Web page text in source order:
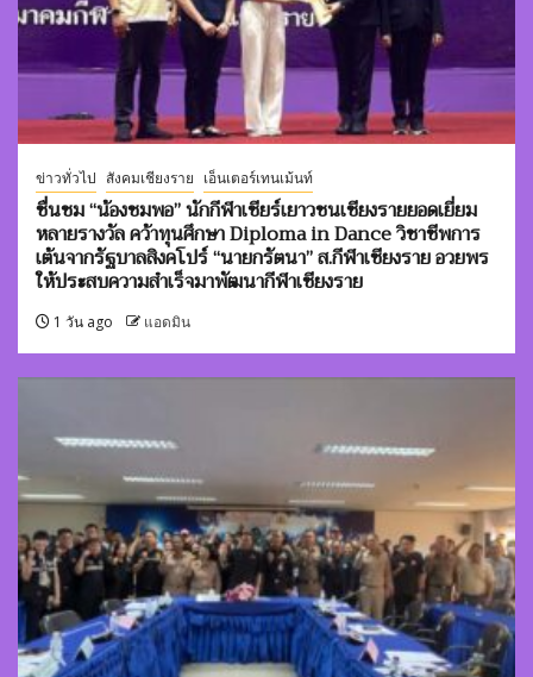
ข่าวทั่วไป สังคมเชียงราย เอ็นเตอร์เทนเม้นท์
ชื่นชม “น้องชมพอ” นักกีฬาเชียร์เยาวชนเชียงรายยอดเยี่ยม
หลายรางวัล คว้าทุนศึกษา Diploma in Dance วิชาชีพการ
เต้นจากรัฐบาลสิงคโปร์ “นายกรัตนา” ส.กีฬาเชียงราย อวยพร
ให้ประสบความสำเร็จมาพัฒนากีฬาเชียงราย
1 วัน ago แอดมิน